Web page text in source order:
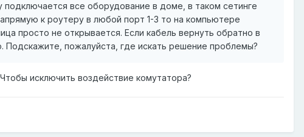
все оборудование в доме, в таком сетинге
к роутеру в любой порт 1-3 то на компьютере
просто не открывается. Если кабель вернуть обратно в
Подскажите, пожалуйста, где искать решение проблемы?
исключить воздействие комутатора?